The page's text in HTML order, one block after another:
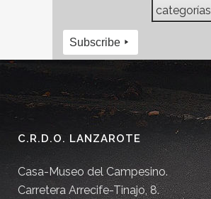
categorías
Subscribe
C.R.D.O. LANZAROTE
Casa-Museo del Campesino.
Carretera Arrecife-Tinajo, 8.